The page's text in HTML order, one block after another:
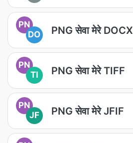
PN
DO
PNG सेवा मेरे DOCX
PN
TI
PNG सेवा मेरे TIFF
PN
JF
PNG सेवा मेरे JFIF